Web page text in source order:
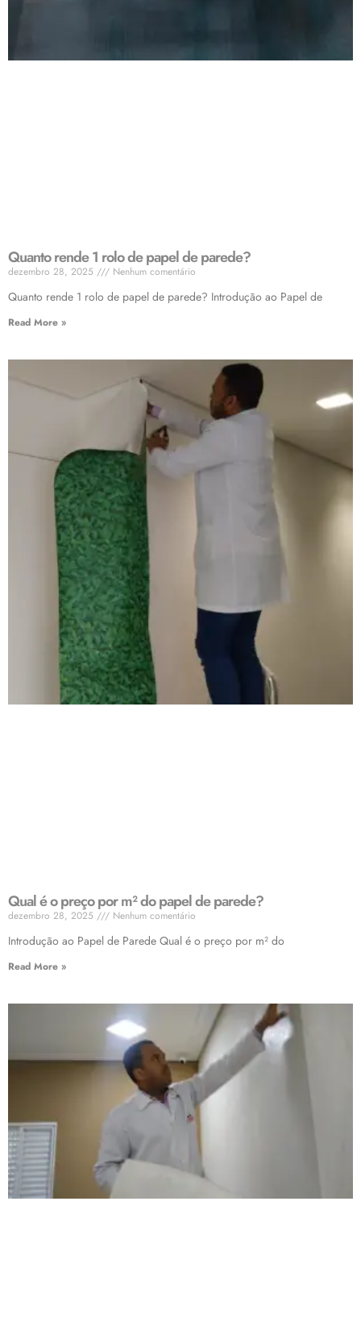
Quanto rende 1 rolo de papel de parede?
dezembro 28, 2025 Nenhum comentário
Quanto rende 1 rolo de papel de parede? Introdução ao Papel de
Read More »
Qual é o preço por m² do papel de parede?
dezembro 28, 2025 Nenhum comentário
Introdução ao Papel de Parede Qual é o preço por m² do
Read More »